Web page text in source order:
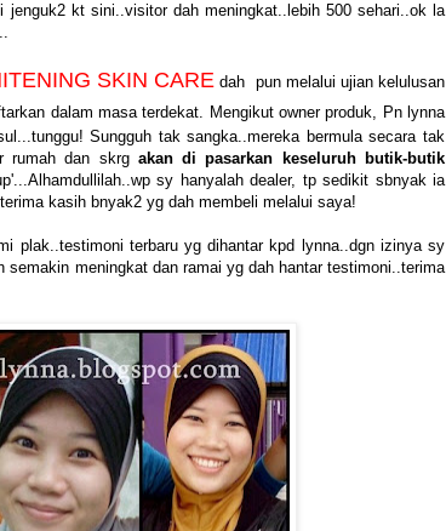
kt sini..visitor dah meningkat..lebih 500 sehari..ok la
SKIN CARE dah pun melalui ujian kelulusan
dalam masa terdekat. Mengikut owner produk, Pn lynna
Sungguh tak sangka..mereka bermula secara tak
rumah dan skrg akan di pasarkan keseluruh butik-butik
sy hanyalah dealer, tp sedikit sbnyak ia
kasih bnyak2 yg dah membeli melalui saya!
plak..testimoni terbaru yg dihantar kpd lynna..dgn izinya sy
semakin meningkat dan ramai yg dah hantar testimoni..terima